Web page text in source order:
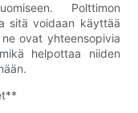
Polttimon
sitä voidaan käyttää
ovat yhteensopivia
helpottaa niiden